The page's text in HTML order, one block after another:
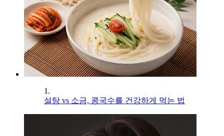
1.
설탕 vs 소금, 콩국수를 건강하게 먹는 법